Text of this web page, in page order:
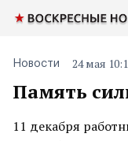
Память
Новости 24 мая
11 декабря